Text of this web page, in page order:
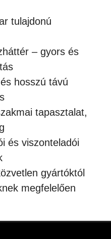
tulajdonú
– gyors és
hosszú távú
tapasztalat,
és viszonteladói
gyártóktól
megfelelően